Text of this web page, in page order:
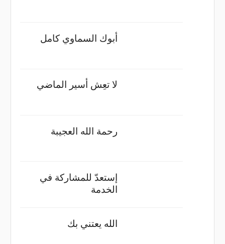
أبوك السماوي كامل
لا تعِش أسير الماضي
رحمة الله العجيبة
إستعدّ للمشاركة في
الخدمة
الله يعتني بك